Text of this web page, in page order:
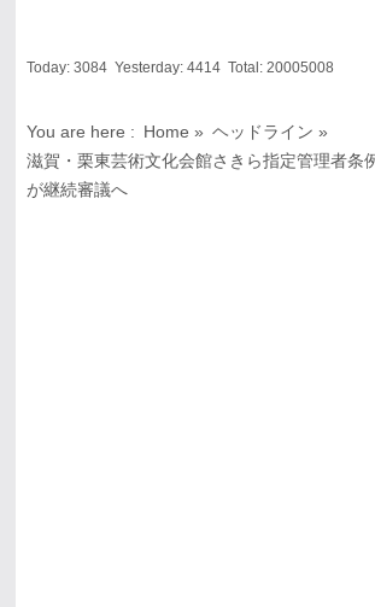
Today: 3084Yesterday: 4414Total: 20005008
You are here : Home » ヘッドライン »
滋賀・栗東芸術文化会館さきら指定管理者条
が継続審議へ